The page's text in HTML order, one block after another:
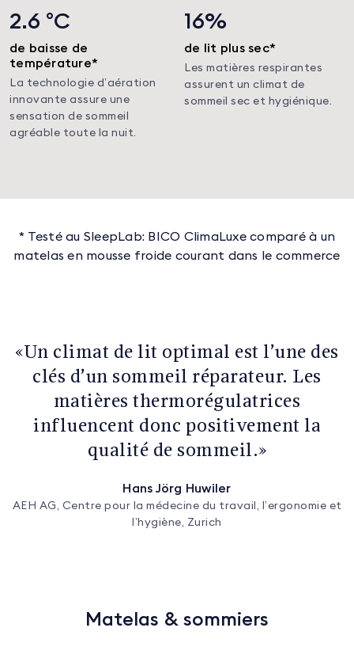
2.6 °C
de baisse de
température*
La technologie d’aération
innovante assure une
sensation de sommeil
agréable toute la nuit.
16%
de lit plus sec*
Les matières respirantes
assurent un climat de
sommeil sec et hygiénique.
* Testé au SleepLab: BICO ClimaLuxe comparé à un
matelas en mousse froide courant dans le commerce
«Un climat de lit optimal est l’une des
clés d’un sommeil réparateur. Les
matières thermorégulatrices
influencent donc positivement la
qualité de sommeil.»
Hans Jörg Huwiler
AEH AG, Centre pour la médecine du travail, l’ergonomie et
l’hygiène, Zurich
Matelas & sommiers